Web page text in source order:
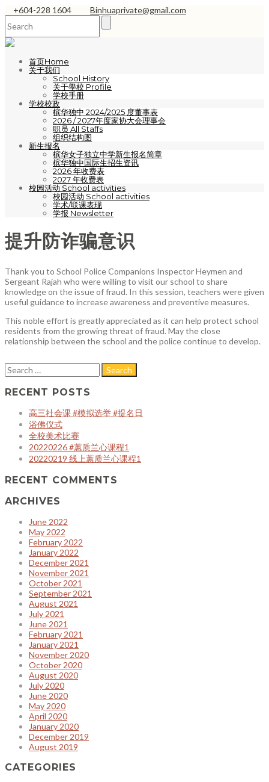
+604-228 1604 Binhuaprivate@gmail.com
首页Home
关于我们
School History
关于學校 Profile
学校手册
学校校政
槟华独中 2024/2025 度董事表
2026 / 2027年度家协大会理事会
职员 All Staffs
组织结构图
新生报名
槟华女子独立中学新生报名简章
槟华独中国际生招生资讯
2026 年收费表
2027 年收费表
校园活动 School activities
校园活动 School activities
学术/联课表现
学报 Newsletter
提升防诈骗意识
Thank you to School Police Companions Inspector Heymen and
Sergeant Rajah who were willing to visit our school to share
knowledge on the issue of fraud. In this session, teachers were given
useful guidance to increase awareness and preventive measures.
This noble effort is greatly appreciated as it can help protect school
residents from the growing threat of fraud. May the close
relationship between the school and the police continue to develop.
RECENT POSTS
高三社会课 #模拟选举 #提名日
浴佛仪式
全校美术比赛
20220226 #蕙质兰心课程1
20220219 线上蕙质兰心课程1
RECENT COMMENTS
ARCHIVES
June 2022
May 2022
February 2022
January 2022
December 2021
November 2021
October 2021
September 2021
August 2021
July 2021
June 2021
February 2021
January 2021
November 2020
October 2020
August 2020
July 2020
June 2020
May 2020
April 2020
January 2020
December 2019
August 2019
CATEGORIES